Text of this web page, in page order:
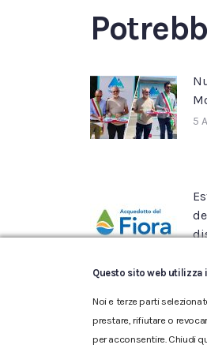
5
Questo sito web utilizza
Noi e terze parti
prestare, rifiutare o
per acconsentire. Chiudi